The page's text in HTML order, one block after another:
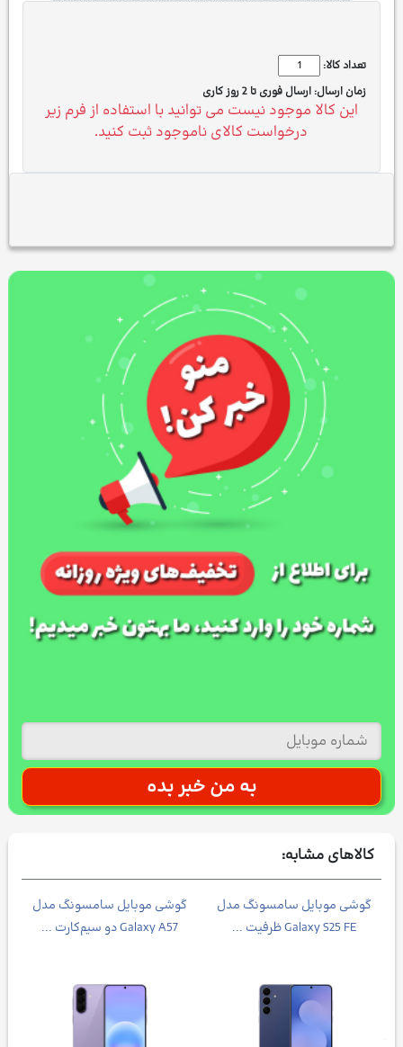
تعداد کالا:
زمان ارسال: ارسال فوری تا 2 روز کاری
این کالا موجود نیست می توانید با استفاده از فرم زیر
درخواست کالای ناموجود ثبت کنید.
کالاهای مشابه:
گوشی موبایل سامسونگ مدل
Galaxy A57 دو سیم‌کارت ...
گوشی موبايل سامسونگ مدل
Galaxy S25 FE ظرفیت ...